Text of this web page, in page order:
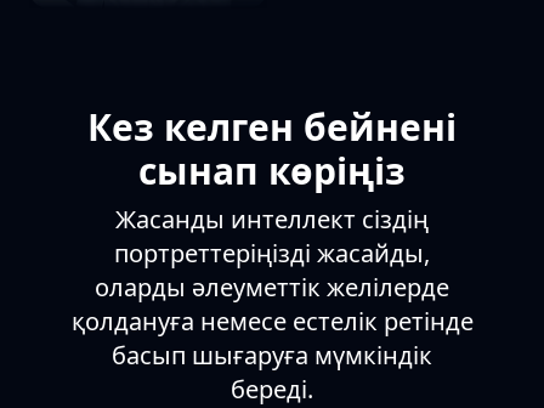
Кез келген бейнені
сынап көріңіз
Жасанды интеллект сіздің
портреттеріңізді жасайды,
оларды әлеуметтік желілерде
қолдануға немесе естелік ретінде
басып шығаруға мүмкіндік
береді.